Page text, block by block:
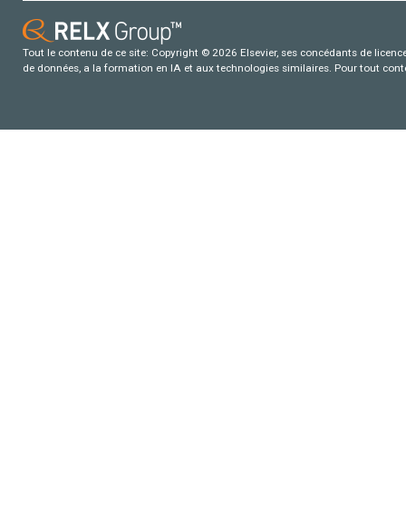
Tout le contenu de ce site: Copyright © 2026 Elsevier, ses concédants de
de données, a la formation en IA et aux technologies similaires. Pour tout